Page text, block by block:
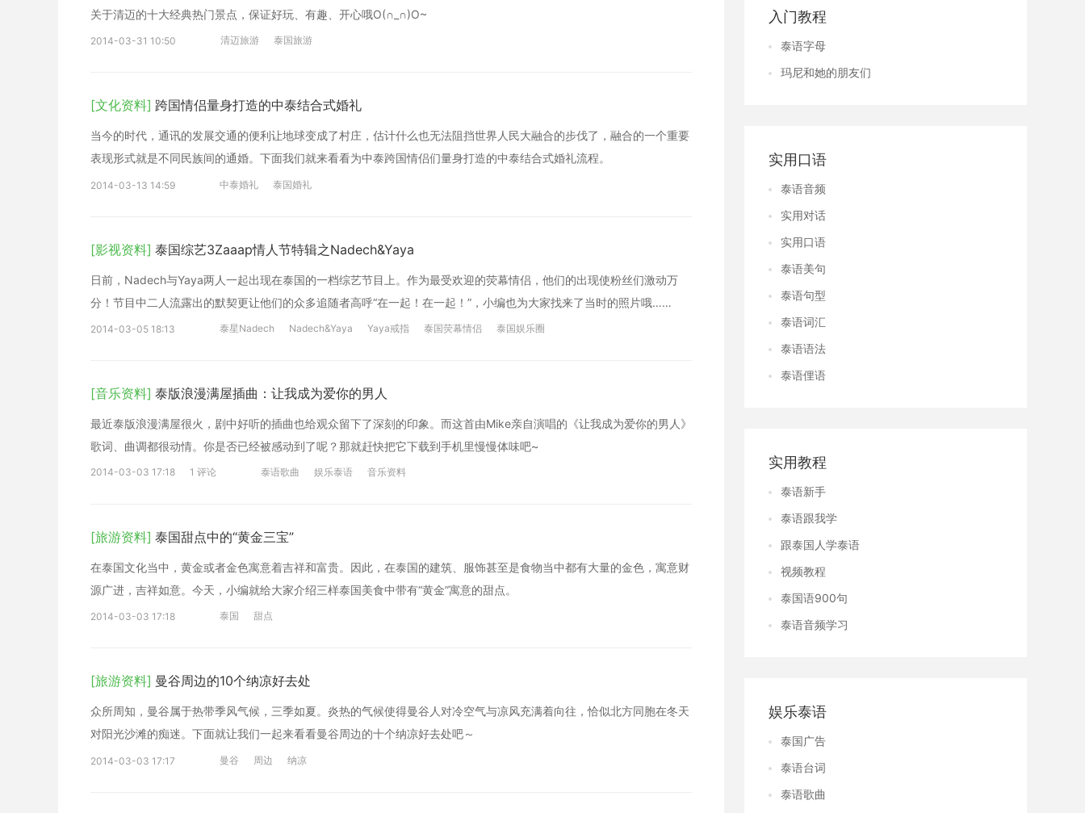
关于清迈的十大经典热门景点，保证好玩、有趣、开心哦O(∩_∩)O~
2014-03-31 10:50 清迈旅游 泰国旅游
[文化资料] 跨国情侣量身打造的中泰结合式婚礼
当今的时代，通讯的发展交通的便利让地球变成了村庄，估计什么也无法阻挡世界人民大融合的步伐了，融合的一个重要
表现形式就是不同民族间的通婚。下面我们就来看看为中泰跨国情侣们量身打造的中泰结合式婚礼流程。
2014-03-13 14:59 中泰婚礼 泰国婚礼
[影视资料] 泰国综艺3Zaaap情人节特辑之Nadech&Yaya
日前，Nadech与Yaya两人一起出现在泰国的一档综艺节目上。作为最受欢迎的荧幕情侣，他们的出现使粉丝们激动万
分！节目中二人流露出的默契更让他们的众多追随者高呼“在一起！在一起！”，小编也为大家找来了当时的照片哦……
2014-03-05 18:13 泰星Nadech Nadech&Yaya Yaya戒指 泰国荧幕情侣 泰国娱乐圈
[音乐资料] 泰版浪漫满屋插曲：让我成为爱你的男人
最近泰版浪漫满屋很火，剧中好听的插曲也给观众留下了深刻的印象。而这首由Mike亲自演唱的《让我成为爱你的男人》
歌词、曲调都很动情。你是否已经被感动到了呢？那就赶快把它下载到手机里慢慢体味吧~
2014-03-03 17:18 1 评论 泰语歌曲 娱乐泰语 音乐资料
[旅游资料] 泰国甜点中的“黄金三宝”
在泰国文化当中，黄金或者金色寓意着吉祥和富贵。因此，在泰国的建筑、服饰甚至是食物当中都有大量的金色，寓意财
源广进，吉祥如意。今天，小编就给大家介绍三样泰国美食中带有“黄金”寓意的甜点。
2014-03-03 17:18 泰国 甜点
[旅游资料] 曼谷周边的10个纳凉好去处
众所周知，曼谷属于热带季风气候，三季如夏。炎热的气候使得曼谷人对冷空气与凉风充满着向往，恰似北方同胞在冬天
对阳光沙滩的痴迷。下面就让我们一起来看看曼谷周边的十个纳凉好去处吧～
2014-03-03 17:17 曼谷 周边 纳凉
入门教程
泰语字母
玛尼和她的朋友们
实用口语
泰语音频
实用对话
实用口语
泰语美句
泰语句型
泰语词汇
泰语语法
泰语俚语
实用教程
泰语新手
泰语跟我学
跟泰国人学泰语
视频教程
泰国语900句
泰语音频学习
娱乐泰语
泰国广告
泰语台词
泰语歌曲